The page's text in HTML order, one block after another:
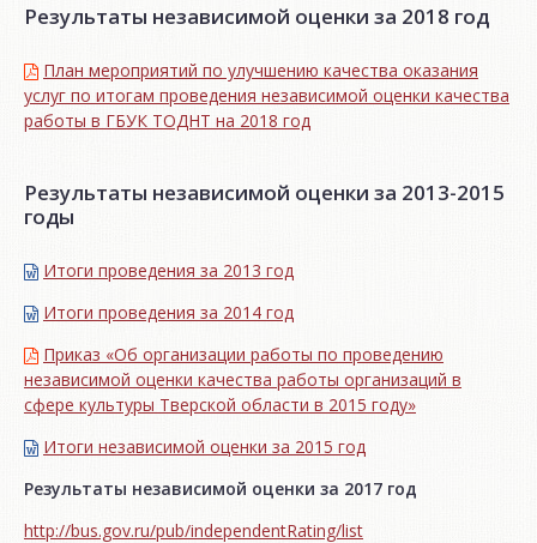
Результаты независимой оценки за 2018 год
План мероприятий по улучшению качества оказания
услуг по итогам проведения независимой оценки качества
работы в ГБУК ТОДНТ на 2018 год
Результаты независимой оценки за 2013-2015
годы
Итоги проведения за 2013 год
Итоги проведения за 2014 год
Приказ «Об организации работы по проведению
независимой оценки качества работы организаций в
сфере культуры Тверской области в 2015 году»
Итоги независимой oценки за 2015 год
Результаты независимой оценки за 2017 год
http://bus.gov.ru/pub/independentRating/list